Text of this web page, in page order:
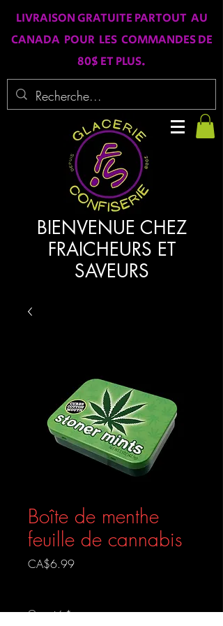
LIVRAISON GRATUITE PARTOUT AU
CANADA POUR LES COMMANDES DE
80$ ET PLUS.
BIENVENUE CHEZ
FRAICHEURS ET
SAVEURS
Boîte de menthe
feuille de cannabis
CA$6.99Prix
Quantité *